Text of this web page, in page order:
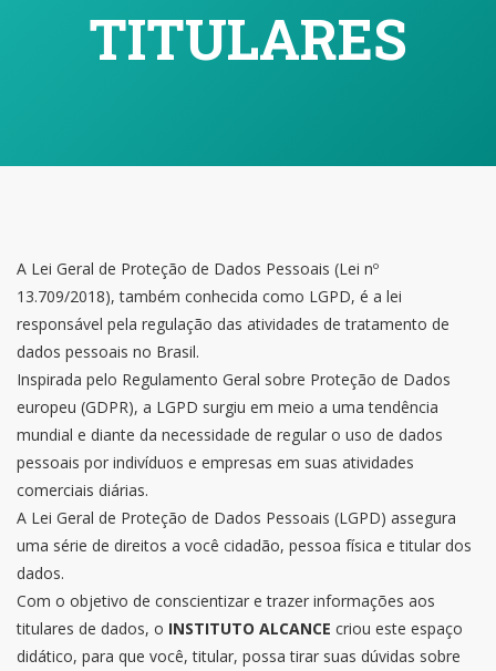
TITULARES
A Lei Geral de Proteção de Dados Pessoais (Lei nº
13.709/2018), também conhecida como LGPD, é a lei
responsável pela regulação das atividades de tratamento de
dados pessoais no Brasil.
Inspirada pelo Regulamento Geral sobre Proteção de Dados
europeu (GDPR), a LGPD surgiu em meio a uma tendência
mundial e diante da necessidade de regular o uso de dados
pessoais por indivíduos e empresas em suas atividades
comerciais diárias.
A Lei Geral de Proteção de Dados Pessoais (LGPD) assegura
uma série de direitos a você cidadão, pessoa física e titular dos
dados.
Com o objetivo de conscientizar e trazer informações aos
titulares de dados, o INSTITUTO ALCANCE criou este espaço
didático, para que você, titular, possa tirar suas dúvidas sobre